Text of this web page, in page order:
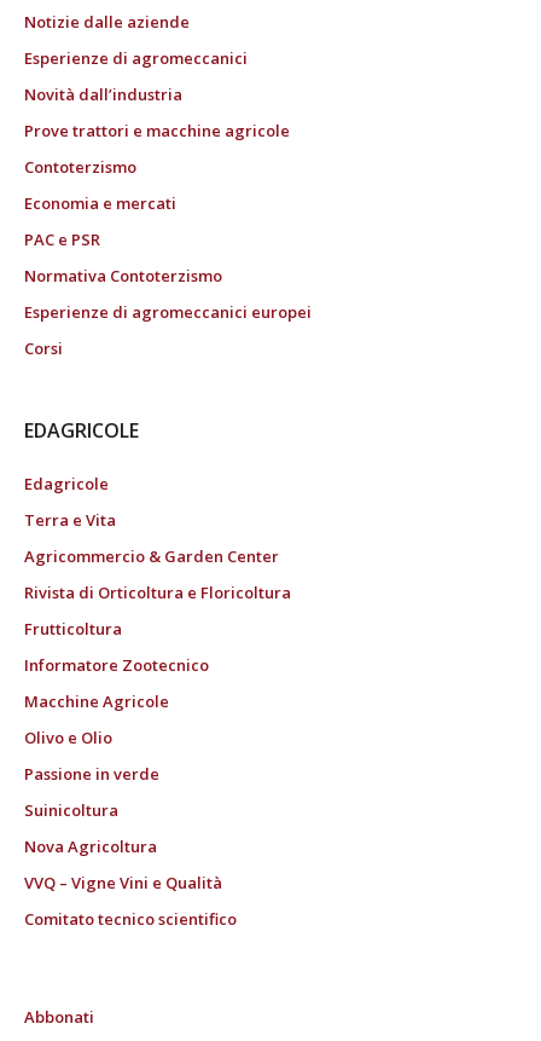
Notizie dalle aziende
Esperienze di agromeccanici
Novità dall’industria
Prove trattori e macchine agricole
Contoterzismo
Economia e mercati
PAC e PSR
Normativa Contoterzismo
Esperienze di agromeccanici europei
Corsi
EDAGRICOLE
Edagricole
Terra e Vita
Agricommercio & Garden Center
Rivista di Orticoltura e Floricoltura
Frutticoltura
Informatore Zootecnico
Macchine Agricole
Olivo e Olio
Passione in verde
Suinicoltura
Nova Agricoltura
VVQ – Vigne Vini e Qualità
Comitato tecnico scientifico
Abbonati